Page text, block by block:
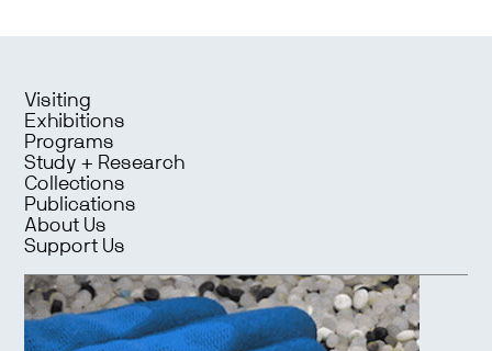
Visiting
Exhibitions
Programs
Study + Research
Collections
Publications
About Us
Support Us